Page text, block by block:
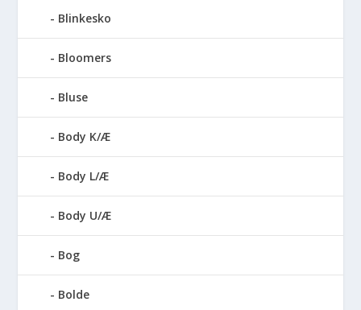
Blinkesko
Bloomers
Bluse
Body K/Æ
Body L/Æ
Body U/Æ
Bog
Bolde